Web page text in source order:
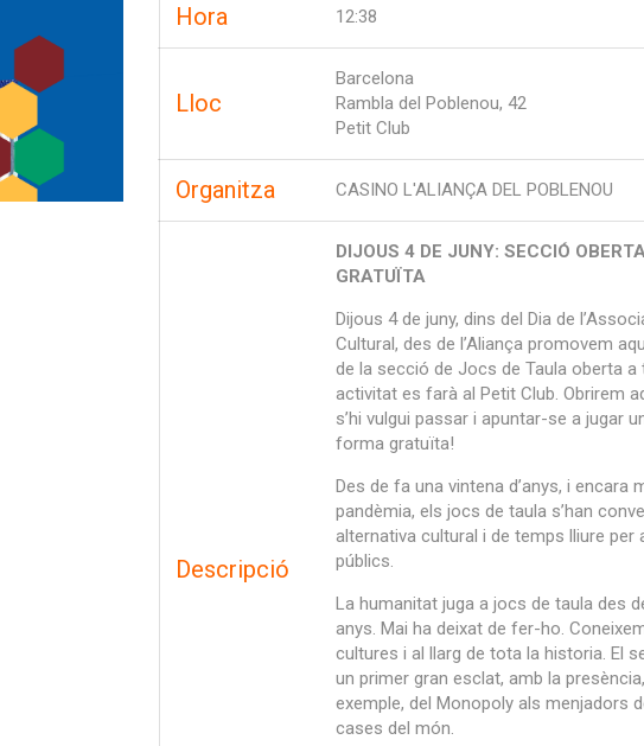
Hora 12:38
Lloc
Barcelona
Rambla del Poblenou, 42
Petit Club
Organitza CASINO L'ALIANÇA DEL POBLENOU
Descripció
DIJOUS 4 DE JUNY: SECCIÓ
GRATUÏTA
Dijous 4 de juny, dins del Dia de
Cultural, des de l’Aliança promovem
de la secció de Jocs de Taula oberta
activitat es farà al Petit Club. Obrirem
s’hi vulgui passar i apuntar-se a jugar
forma gratuïta!
Des de fa una vintena d’anys, i encara
pandèmia, els jocs de taula s’han
alternativa cultural i de temps lliure per
públics.
La humanitat juga a jocs de taula des
anys. Mai ha deixat de fer-ho.
cultures i al llarg de tota la historia. El
un primer gran esclat, amb la
exemple, del Monopoly als menjadors
cases del món.